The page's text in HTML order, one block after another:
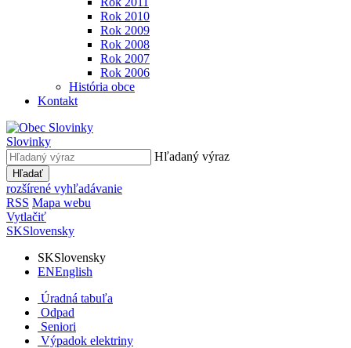
Rok 2010
Rok 2009
Rok 2008
Rok 2007
Rok 2006
História obce
Kontakt
Slovinky
Hľadaný výraz
Hľadať
rozšírené vyhľadávanie
RSS Mapa webu
Vytlačiť
SKSlovensky
SKSlovensky
ENEnglish
Úradná tabuľa
Odpad
Seniori
Výpadok elektriny